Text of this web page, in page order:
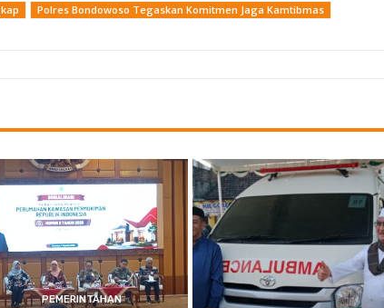
Polres Bondowoso Tegaskan Komitmen Jaga Kamtibmas
PEMERINTAHAN